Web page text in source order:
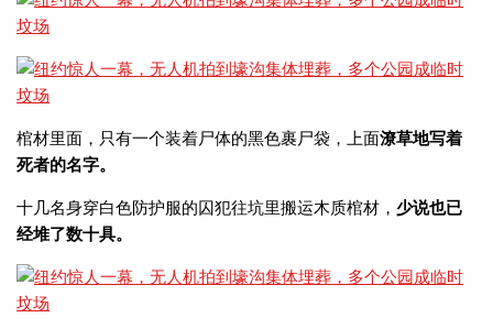
棺材里面，只有一个装着尸体的黑色裹尸袋，上面潦草地写着
死者的名字。
十几名身穿白色防护服的囚犯往坑里搬运木质棺材， 少说也已
经堆了数十具。